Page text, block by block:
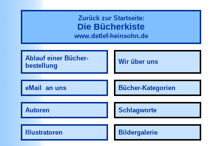
Zurück zur Startseite:
Die Bücherkiste
www.detlef-heinsohn.de
Ablauf einer Bücher-
bestellung
Wir über uns
eMail an uns Bücher-Kategorien
Autoren Schlagworte
Illustratoren Bildergalerie